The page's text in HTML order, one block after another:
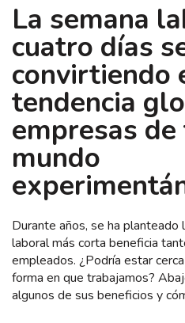
La semana
cuatro días
convirtiendo
tendencia
empresas
mundo
Durante años, se ha planteado
laboral más corta beneficia
empleados. ¿Podría estar
forma en que trabajamos?
algunos de sus beneficios y